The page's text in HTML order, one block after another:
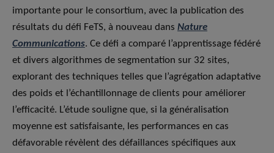
importante pour le consortium, avec la publication des
résultats du défi FeTS, à nouveau dans Nature
Communications. Ce défi a comparé l’apprentissage fédéré
et divers algorithmes de segmentation sur 32 sites,
explorant des techniques telles que l’agrégation adaptative
des poids et l’échantillonnage de clients pour améliorer
l’efficacité. L’étude souligne que, si la généralisation
moyenne est satisfaisante, les performances en cas
défavorable révèlent des défaillances spécifiques aux